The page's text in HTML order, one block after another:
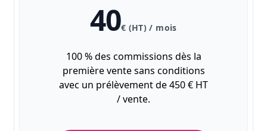
40€ (HT) / mois
100 % des commissions dès la
première vente sans conditions
avec un prélèvement de 450 € HT
/ vente.